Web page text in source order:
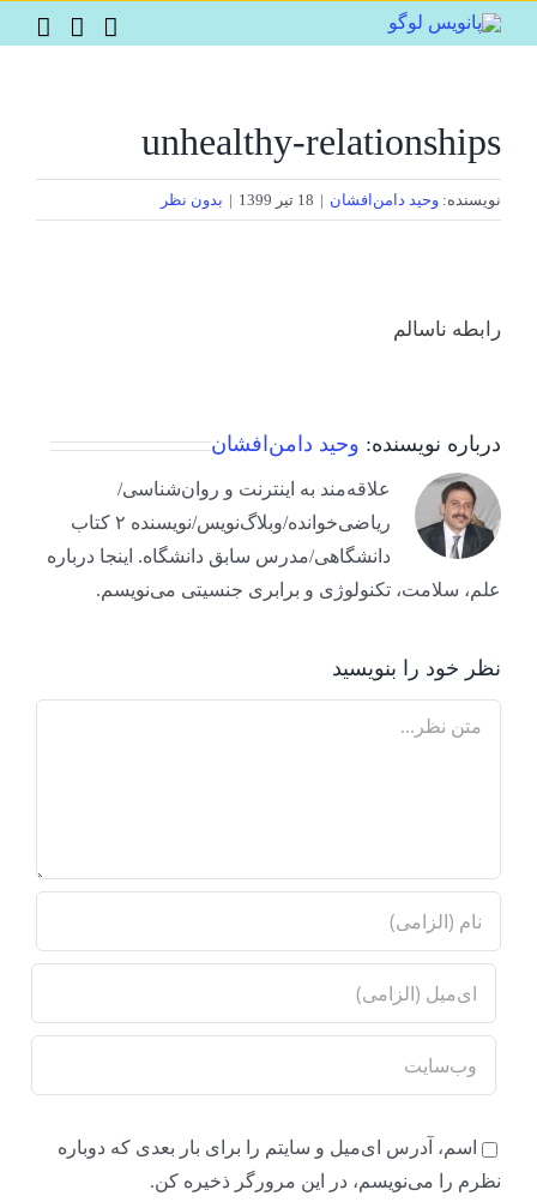
to
unhealthy-relationships
نویسنده: وحید دامن‌افشان | 18 تیر 1399 | بدون نظر
رابطه ناسالم
درباره نویسنده: وحید دامن‌افشان
علاقه‌مند به اینترنت و روان‌شناسی/
ریاضی‌خوانده/وبلاگ‌نویس/نویسنده ۲ کتاب
دانشگاهی/مدرس سابق دانشگاه. اینجا درباره
علم، سلامت، تکنولوژی و برابری جنسیتی می‌نویسم.
نظر خود را بنویسید
Comment
اسم، آدرس ای‌میل و سایتم را برای بار بعدی که دوباره
نظرم را می‌نویسم، در این مرورگر ذخیره کن.